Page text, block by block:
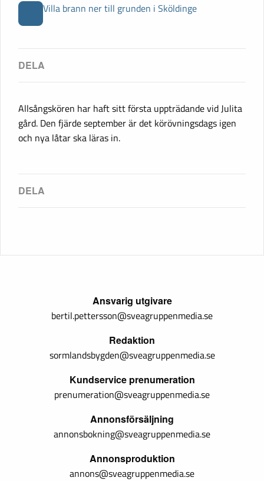
Villa brann ner till grunden i Sköldinge
Allsångskören har haft sitt första uppträdande vid Julita
gård. Den fjärde september är det körövningsdags igen
och nya låtar ska läras in.
Ansvarig utgivare
bertil.pettersson@sveagruppenmedia.se
Redaktion
sormlandsbygden@sveagruppenmedia.se
Kundservice prenumeration
prenumeration@sveagruppenmedia.se
Annonsförsäljning
annonsbokning@sveagruppenmedia.se
Annonsproduktion
annons@sveagruppenmedia.se